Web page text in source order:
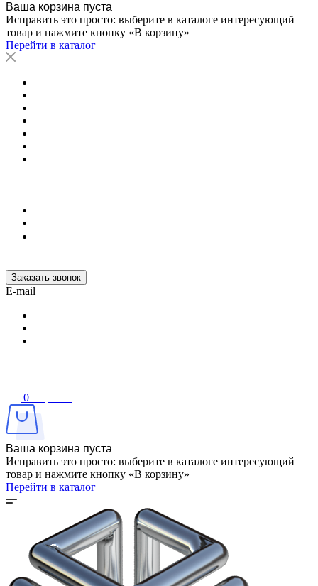
Ваша корзина пуста
Исправить это просто: выберите в каталоге интересующий
товар и нажмите кнопку «В корзину»
Перейти в каталог
Заказать звонок
E-mail
0
Ваша корзина пуста
Исправить это просто: выберите в каталоге интересующий
товар и нажмите кнопку «В корзину»
Перейти в каталог